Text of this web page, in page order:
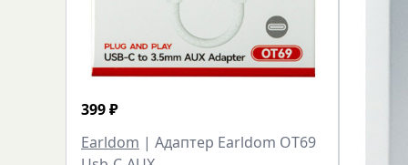
399₽
Earldom | Адаптер Earldom OT69